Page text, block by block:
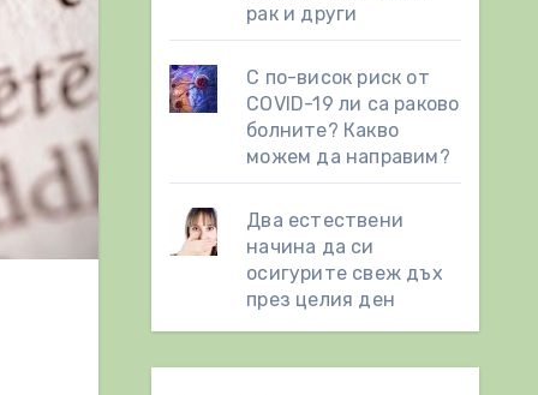
рак и други
С по-висок риск от
COVID-19 ли са раково
болните? Какво
можем да направим?
Два естествени
начинa да си
осигурите свеж дъх
през целия ден